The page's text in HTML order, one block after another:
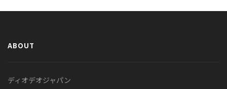
ABOUT
ディオデオジャパン